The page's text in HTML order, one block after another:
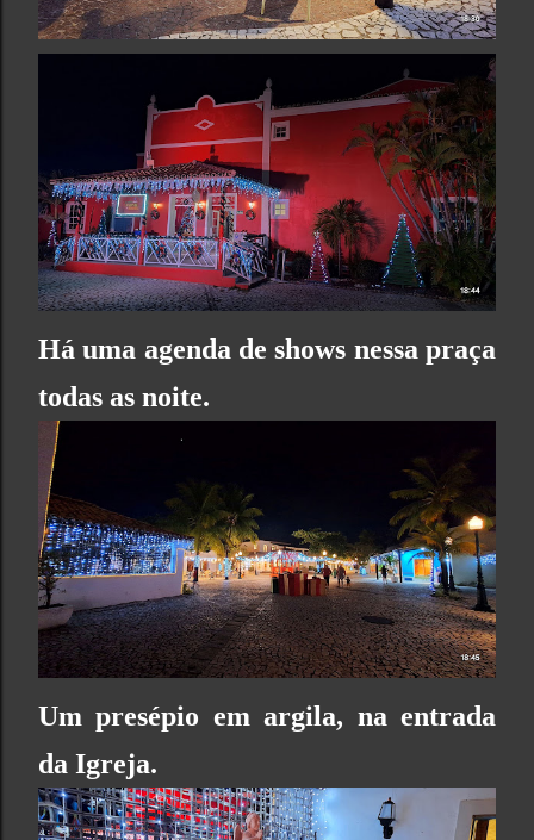
Há uma agenda de shows nessa praça
todas as noite.
Um presépio em argila, na entrada
da Igreja.